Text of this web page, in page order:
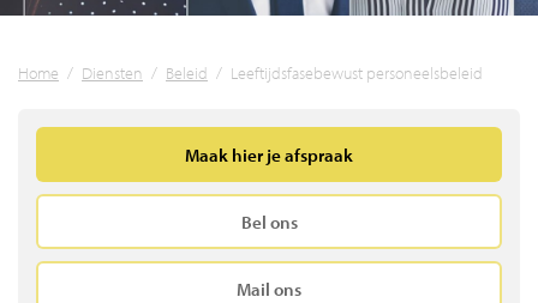
Home / Diensten / Beleid / Leeftijdsfasebewust personeelsbeleid
Maak hier je afspraak
Bel ons
Mail ons